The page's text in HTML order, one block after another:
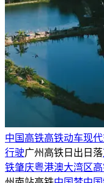
中国高铁高铁动车现
行驶广州高铁日出日落
铁肇庆粤港澳大湾区高